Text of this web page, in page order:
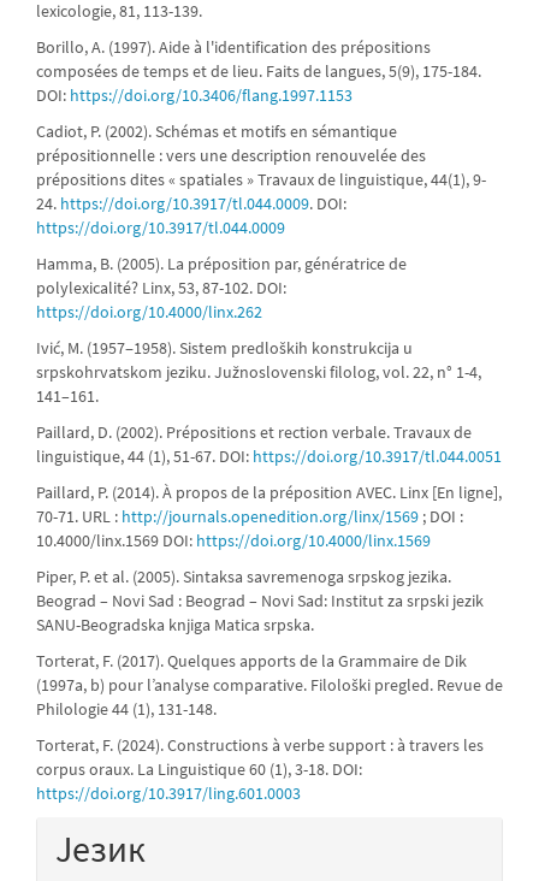
lexicologie, 81, 113-139.
Borillo, A. (1997). Aide à l'identification des prépositions
composées de temps et de lieu. Faits de langues, 5(9), 175-184.
DOI: https://doi.org/10.3406/flang.1997.1153
Cadiot, P. (2002). Schémas et motifs en sémantique
prépositionnelle : vers une description renouvelée des
prépositions dites « spatiales » Travaux de linguistique, 44(1), 9-
24. https://doi.org/10.3917/tl.044.0009. DOI:
https://doi.org/10.3917/tl.044.0009
Hamma, B. (2005). La préposition par, génératrice de
polylexicalité? Linx, 53, 87-102. DOI:
https://doi.org/10.4000/linx.262
Ivić, M. (1957‒1958). Sistem predloških konstrukcija u
srpskohrvatskom jeziku. Južnoslovenski filolog, vol. 22, n° 1-4,
141–161.
Paillard, D. (2002). Prépositions et rection verbale. Travaux de
linguistique, 44 (1), 51-67. DOI: https://doi.org/10.3917/tl.044.0051
Paillard, P. (2014). À propos de la préposition AVEC. Linx [En ligne],
70-71. URL : http://journals.openedition.org/linx/1569 ; DOI :
10.4000/linx.1569 DOI: https://doi.org/10.4000/linx.1569
Piper, P. et al. (2005). Sintaksa savremenoga srpskog jezika.
Beograd – Novi Sad : Beograd – Novi Sad: Institut za srpski jezik
SANU-Beogradska knjiga Matica srpska.
Torterat, F. (2017). Quelques apports de la Grammaire de Dik
(1997a, b) pour l’analyse comparative. Filološki pregled. Revue de
Philologie 44 (1), 131-148.
Torterat, F. (2024). Constructions à verbe support : à travers les
corpus oraux. La Linguistique 60 (1), 3-18. DOI:
https://doi.org/10.3917/ling.601.0003
Језик